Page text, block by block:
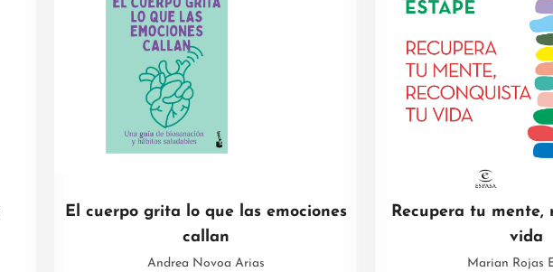
El cuerpo grita lo que las emociones
callan
Andrea Novoa Arias
Recupera tu mente,
vida
Marian Rojas